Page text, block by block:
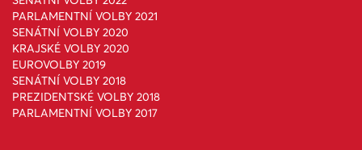
PARLAMENTNÍ VOLBY 2021
SENÁTNÍ VOLBY 2020
KRAJSKÉ VOLBY 2020
EUROVOLBY 2019
SENÁTNÍ VOLBY 2018
PREZIDENTSKÉ VOLBY 2018
PARLAMENTNÍ VOLBY 2017